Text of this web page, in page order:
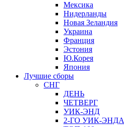
Мексика
Нидерланды
Новая Зеландия
Украина
Франция
Эстония
Ю.Корея
Япония
Лучшие сборы
СНГ
ДЕНЬ
ЧЕТВЕРГ
УИК-ЭНД
2-ГО УИК-ЭНДА